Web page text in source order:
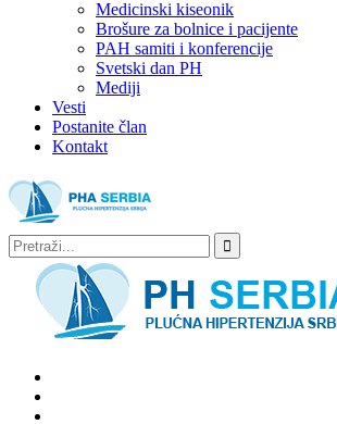
Medicinski kiseonik
Brošure za bolnice i pacijente
PAH samiti i konferencije
Svetski dan PH
Mediji
Vesti
Postanite član
Kontakt